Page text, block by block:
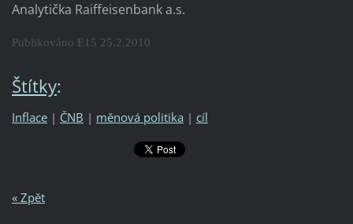
Analytička Raiffeisenbank a.s.
Publikováno E15 25.2.2010
Štítky:
Inflace | ČNB | měnová politika | cíl
« Zpět